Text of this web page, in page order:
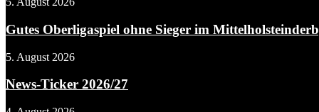
Gutes Oberligaspiel ohne Sieger im
5. August 2026
News-Ticker 2026/27